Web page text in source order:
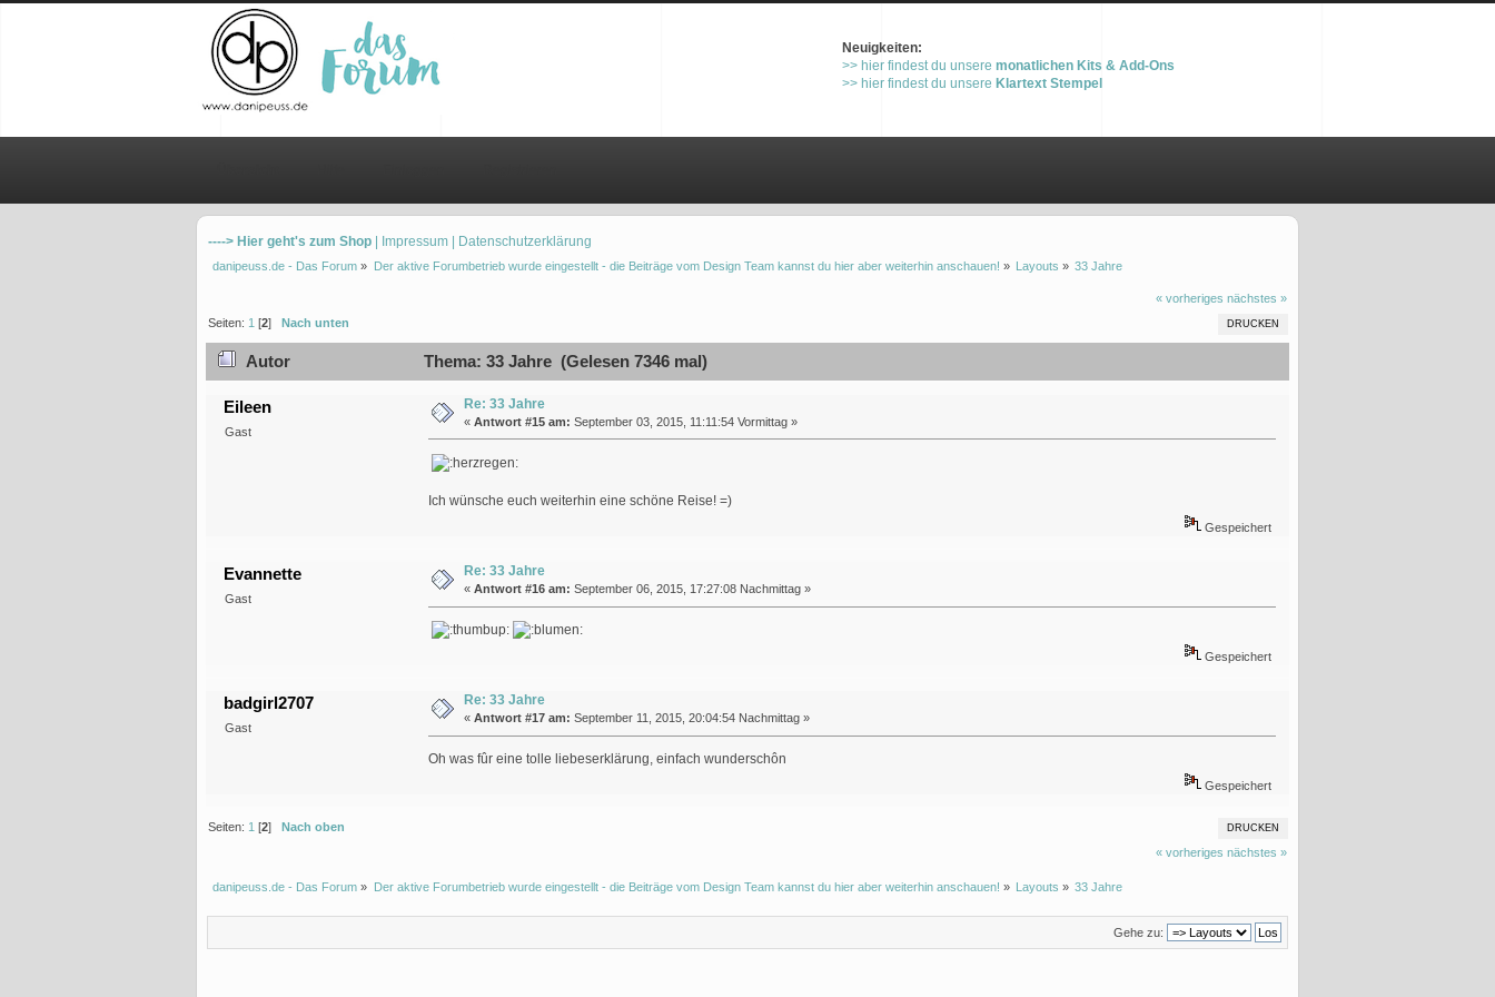
Neuigkeiten:
>> hier findest du unsere monatlichen Kits & Add-Ons
>> hier findest du unsere Klartext Stempel
----> Hier geht's zum Shop | Impressum | Datenschutzerklärung
danipeuss.de - Das Forum » Der aktive Forumbetrieb wurde eingestellt - die Beiträge vom Design Team kannst du hier aber weiterhin anschauen! » Layouts » 33 Jahre
« vorheriges nächstes »
DRUCKEN
Seiten: 1 [2] Nach unten
Autor Thema: 33 Jahre (Gelesen 7346 mal)
Eileen
Gast
Re: 33 Jahre
« Antwort #15 am: September 03, 2015, 11:11:54 Vormittag »
Ich wünsche euch weiterhin eine schöne Reise! =)
Gespeichert
Evannette
Gast
Re: 33 Jahre
« Antwort #16 am: September 06, 2015, 17:27:08 Nachmittag »
Gespeichert
badgirl2707
Gast
Re: 33 Jahre
« Antwort #17 am: September 11, 2015, 20:04:54 Nachmittag »
Oh was fûr eine tolle liebeserklärung, einfach wunderschôn
Gespeichert
DRUCKEN
Seiten: 1 [2]
Nach oben
« vorheriges nächstes »
danipeuss.de - Das Forum » Der aktive Forumbetrieb wurde eingestellt - die Beiträge vom Design Team kannst du hier aber weiterhin anschauen! » Layouts » 33 Jahre
Gehe zu: